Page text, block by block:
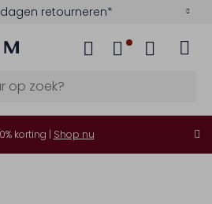
retourneren*
korting | Shop nu